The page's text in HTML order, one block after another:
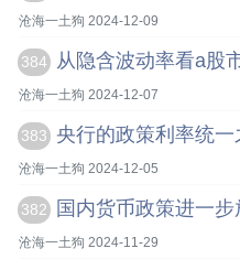
沧海一土狗 2024-12-09
384 从隐含波动率看a股
沧海一土狗 2024-12-07
383 央行的政策利率统
沧海一土狗 2024-12-05
382 国内货币政策进一
沧海一土狗 2024-11-29